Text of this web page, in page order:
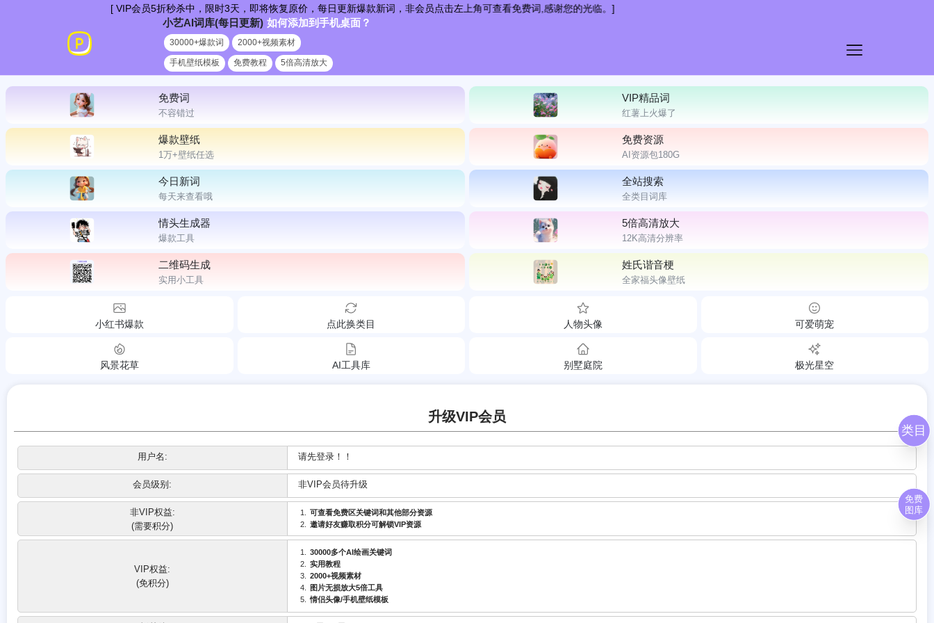
免费词
不容错过
VIP精品词
红薯上火爆了
爆款壁纸
1万+壁纸任选
免费资源
AI资源包180G
今日新词
每天来查看哦
全站搜索
全类目词库
情头生成器
爆款工具
5倍高清放大
12K高清分辨率
二维码生成
实用小工具
姓氏谐音梗
全家福头像壁纸
小红书爆款 点此换类目 人物头像 可爱萌宠
风景花草 AI工具库 别墅庭院 极光星空
升级VIP会员
用户名: 请先登录！！
会员级别: 非VIP会员待升级
非VIP权益:
(需要积分)
可查看免费区关键词和其他部分资源
邀请好友赚取积分可解锁VIP资源
VIP权益:
(免积分)
30000多个AI绘画关键词
实用教程
2000+视频素材
图片无损放大5倍工具
情侣头像/手机壁纸模板
[ VIP会员5折秒杀中，限时3天，即将恢复原价，每日更新爆款新词，非会员点击左上角可查看免费词,感谢您的光临。]
小艺AI词库(每日更新) 如何添加到手机桌面？
30000+爆款词 2000+视频素材
手机壁纸模板 免费教程 5倍高清放大
类目
免费
图库